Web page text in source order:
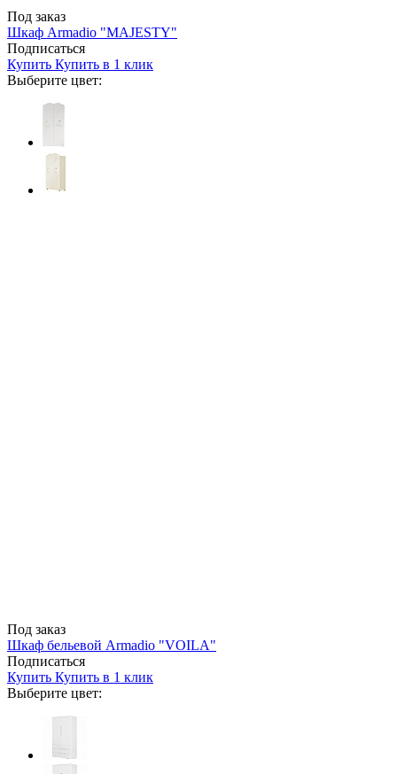
Под заказ
Шкаф Armadio "MAJESTY"
Подписаться
Купить Купить в 1 клик
Выберите цвет:
Под заказ
Шкаф бельевой Armadio "VOILA"
Подписаться
Купить Купить в 1 клик
Выберите цвет: